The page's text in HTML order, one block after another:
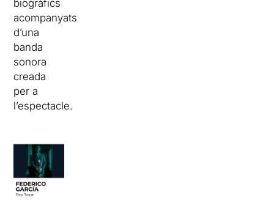
biogràfics
acompanyats
d’una
banda
sonora
creada
per a
l’espectacle.